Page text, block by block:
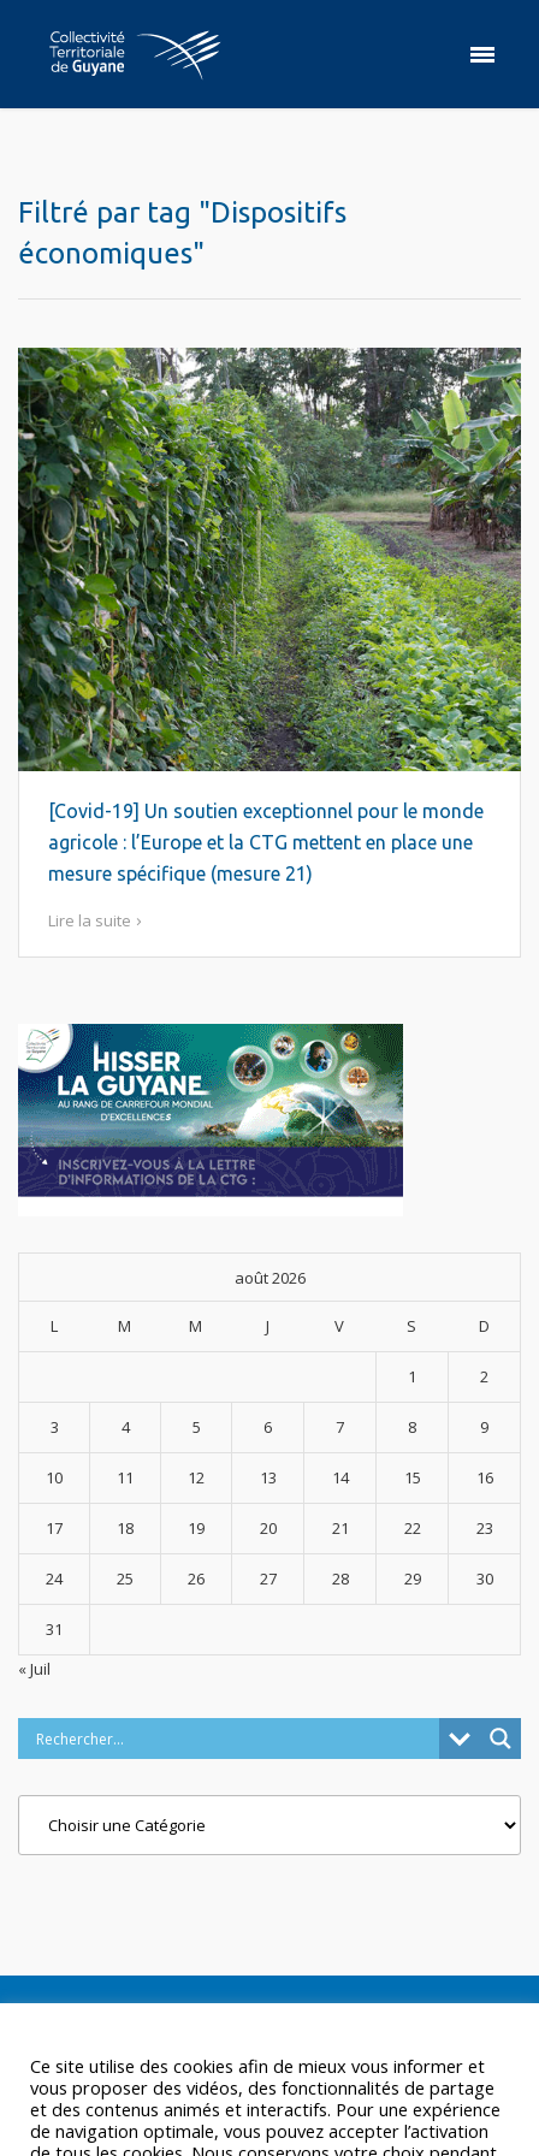
Filtré par tag "Dispositifs
économiques"
[Covid-19] Un soutien exceptionnel pour le monde
agricole : l’Europe et la CTG mettent en place une
mesure spécifique (mesure 21)
Lire la suite
août 2026
L M M J V S D
1 2
3 4 5 6 7 8 9
10 11 12 13 14 15 16
17 18 19 20 21 22 23
24 25 26 27 28 29 30
31
« Juil
Ce site utilise des cookies afin de mieux vous informer et
vous proposer des vidéos, des fonctionnalités de partage
et des contenus animés et interactifs. Pour une expérience
de navigation optimale, vous pouvez accepter l’activation